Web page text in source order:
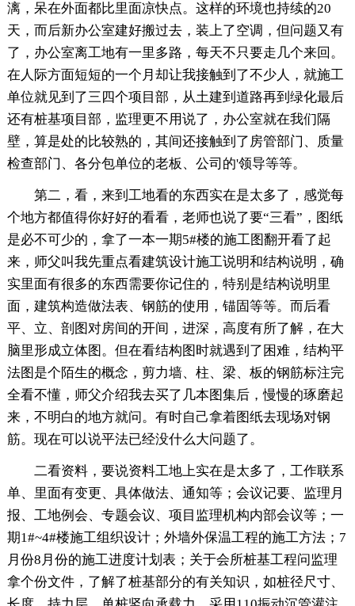
漓，呆在外面都比里面凉快点。这样的环境也持续的20
天，而后新办公室建好搬过去，装上了空调，但问题又有
了，办公室离工地有一里多路，每天不只要走几个来回。
在人际方面短短的一个月却让我接触到了不少人，就施工
单位就见到了三四个项目部，从土建到道路再到绿化最后
还有桩基项目部，监理更不用说了，办公室就在我们隔
壁，算是处的比较熟的，其间还接触到了房管部门、质量
检查部门、各分包单位的老板、公司的'领导等等。
第二，看，来到工地看的东西实在是太多了，感觉每
个地方都值得你好好的看看，老师也说了要“三看”，图纸
是必不可少的，拿了一本一期5#楼的施工图翻开看了起
来，师父叫我先重点看建筑设计施工说明和结构说明，确
实里面有很多的东西需要你记住的，特别是结构说明里
面，建筑构造做法表、钢筋的使用，锚固等等。而后看
平、立、剖图对房间的开间，进深，高度有所了解，在大
脑里形成立体图。但在看结构图时就遇到了困难，结构平
法图是个陌生的概念，剪力墙、柱、梁、板的钢筋标注完
全看不懂，师父介绍我去买了几本图集后，慢慢的琢磨起
来，不明白的地方就问。有时自己拿着图纸去现场对钢
筋。现在可以说平法已经没什么大问题了。
二看资料，要说资料工地上实在是太多了，工作联系
单、里面有变更、具体做法、通知等；会议记要、监理月
报、工地例会、专题会议、项目监理机构内部会议等；一
期1#~4#楼施工组织设计；外墙外保温工程的施工方法；7
月份8月份的施工进度计划表；关于会所桩基工程问监理
拿个份文件，了解了桩基部分的有关知识，如桩径尺寸、